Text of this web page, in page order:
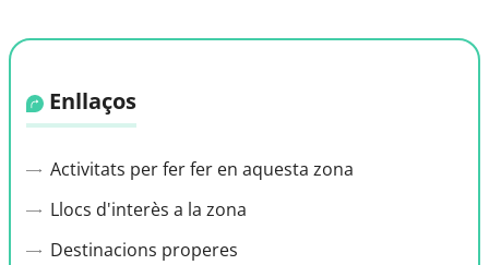
Enllaços
Activitats per fer fer en aquesta zona
Llocs d'interès a la zona
Destinacions properes